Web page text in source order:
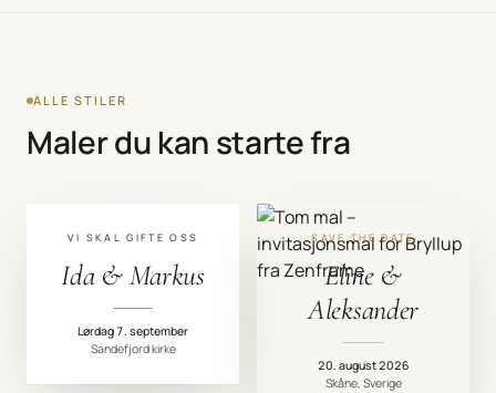
ALLE STILER
Maler du kan starte fra
VI SKAL GIFTE OSS
Ida & Markus
Lørdag 7. september
Sandefjord kirke
SAVE THE DATE
Eline &
Aleksander
20. august 2026
Skåne, Sverige